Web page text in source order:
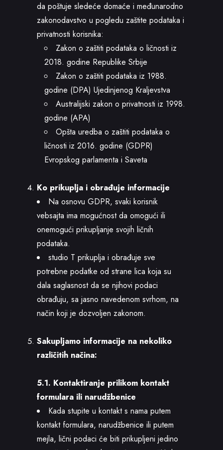
da poštuje sledeće domaće i međunarodno
zakonodavstvo u pogledu zaštite podataka i
privatnosti korisnika:
Zakon o zaštiti podataka o ličnosti iz
2018. godine Republike Srbije
Zakon o zaštiti podataka iz 1988.
godine (DPA) Ujedinjenog Kraljevstva
Australijski zakon o privatnosti iz 1998.
godine (APA)
Opšta uredba o zaštiti podataka o
ličnosti iz 2016. godine (GDPR)
Evropskog parlamenta i Saveta
Ko prikuplja i obrađuje informacije
Na osnovu GDPR, svaki korisnik
vebsajta ima mogućnost da omogući ili
onemogući prikupljanje svojih ličnih
podataka.
studio T prikuplja i obrađuje sve
potrebne podatke od strane lica koja su
dala saglasnost da se njihovi podaci
obrađuju, sa jasno navedenom svrhom, na
način koji je dozvoljen zakonom.
Sakupljamo informacije na nekoliko
različitih načina:
5.1. Kontaktiranje prilikom kontakt
formulara ili narudžbenice
Kada stupite u kontakt s nama putem
kontakt formulara, narudžbenice ili putem
mejla, lični podaci će biti prikupljeni jedino